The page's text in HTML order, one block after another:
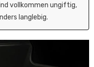
vollkommen ungiftig,
langlebig.